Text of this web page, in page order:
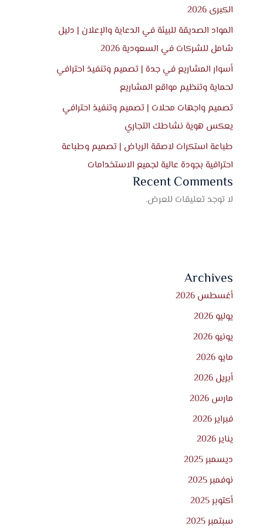
الكبرى 2026
المواد الصديقة للبيئة في الدعاية والإعلان | دليل
شامل للشركات في السعودية 2026
أسوار المشاريع في جدة | تصميم وتنفيذ احترافي
لحماية وتنظيم مواقع المشاريع
تصميم واجهات محلات | تصميم وتنفيذ احترافي
يعكس هوية نشاطك التجاري
طباعة استكرات لاصقة الرياض | تصميم وطباعة
احترافية بجودة عالية لجميع الاستخدامات
Recent Comments
لا توجد تعليقات للعرض.
Archives
أغسطس 2026
يوليو 2026
يونيو 2026
مايو 2026
أبريل 2026
مارس 2026
فبراير 2026
يناير 2026
ديسمبر 2025
نوفمبر 2025
أكتوبر 2025
سبتمبر 2025